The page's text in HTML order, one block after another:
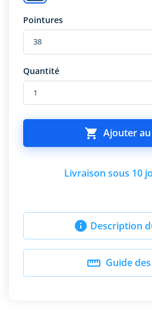
Pointures
Quantité
 Ajouter
Livraison sous 10
 Description
 Guide